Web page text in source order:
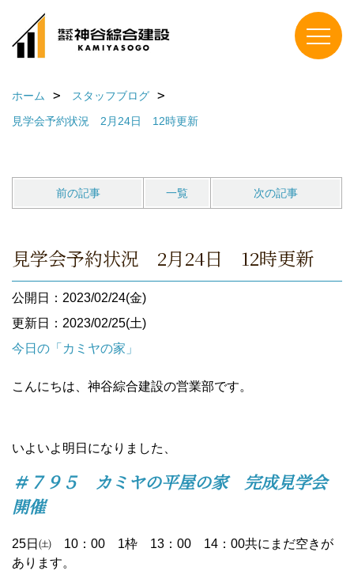
ホーム
スタッフブログ
見学会予約状況 2月24日 12時更新
前の記事 一覧 次の記事
見学会予約状況 2月24日 12時更新
公開日：2023/02/24(金)
更新日：2023/02/25(土)
今日の「カミヤの家」
こんにちは、神谷綜合建設の営業部です。
いよいよ明日になりました、
＃７９５ カミヤの平屋の家 完成見学会
開催
25日㈯ 10：00 1枠 13：00 14：00共にまだ空きが
あります。